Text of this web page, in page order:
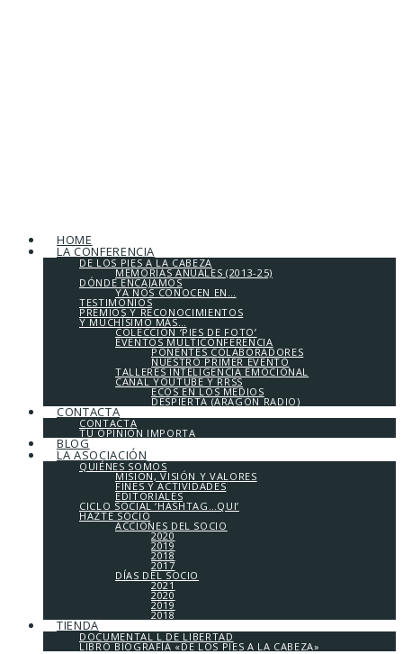
HOME
LA CONFERENCIA
DE LOS PIES A LA CABEZA
MEMORIAS ANUALES (2013-25)
DÓNDE ENCAJAMOS
YA NOS CONOCEN EN…
TESTIMONIOS
PREMIOS Y RECONOCIMIENTOS
Y MUCHÍSIMO MÁS…
COLECCIÓN ‘PIES DE FOTO’
EVENTOS MULTICONFERENCIA
PONENTES COLABORADORES
NUESTRO PRIMER EVENTO
TALLERES INTELIGENCIA EMOCIONAL
CANAL YOUTUBE Y RRSS
ECOS EN LOS MEDIOS
DESPIERTA (ARAGÓN RADIO)
CONTACTA
CONTACTA
TU OPINIÓN IMPORTA
BLOG
LA ASOCIACIÓN
QUIÉNES SOMOS
MISIÓN, VISIÓN Y VALORES
FINES Y ACTIVIDADES
EDITORIALES
CICLO SOCIAL ‘HASHTAG…QUI’
HAZTE SOCIO
ACCIONES DEL SOCIO
2020
2019
2018
2017
DÍAS DEL SOCIO
2021
2020
2019
2018
TIENDA
DOCUMENTAL L DE LIBERTAD
LIBRO BIOGRAFÍA «DE LOS PIES A LA CABEZA»